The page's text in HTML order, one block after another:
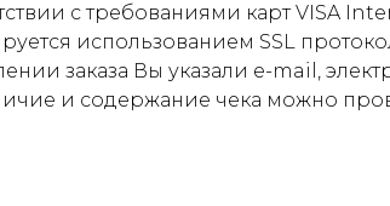
с требованиями карт VISA
использованием SSL
заказа Вы указали e-mail,
и содержание чека можно